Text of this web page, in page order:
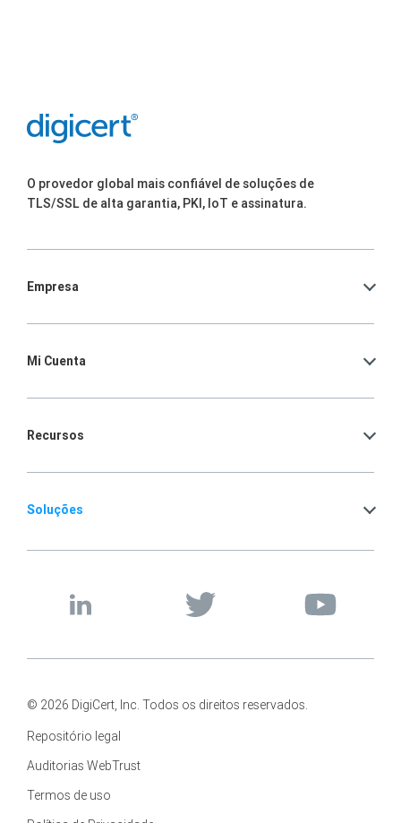
O provedor global mais confiável de soluções de
TLS/SSL de alta garantia, PKI, IoT e assinatura.
Empresa
Mi Cuenta
Recursos
Soluções
© 2026 DigiCert, Inc. Todos os direitos reservados.
Repositório legal
Auditorias WebTrust
Termos de uso